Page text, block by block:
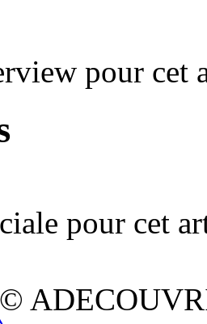
pour cet
pour cet